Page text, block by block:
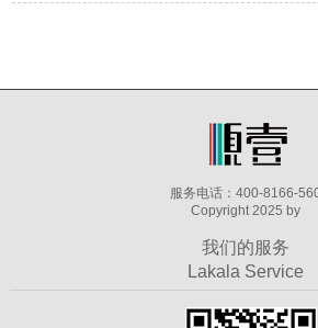
服务电话：400-8166-
Copyright 2025 by
我们的服务
Lakala Service